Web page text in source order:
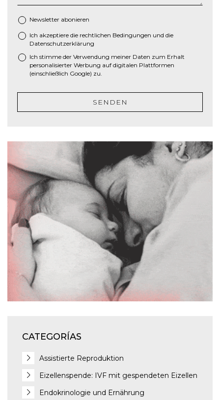
h
M
S
h
g
t
J
J
J
J
Newsletter abonieren
* Ich akzeptiere die rechtlichen Bedingungen und die
Datenschutzerklärung
Ich stimme der Verwendung meiner Daten zum Erhalt
personalisierter Werbung auf digitalen Plattformen
(einschließlich Google) zu.
SENDEN
CATEGORÍAS
Assistierte Reproduktion
Eizellenspende: IVF mit gespendeten Eizellen
Endokrinologie und Ernährung